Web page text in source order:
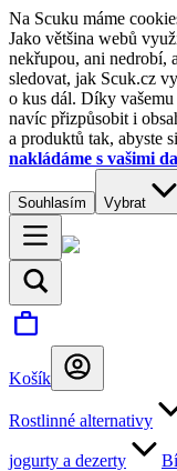
Na Scuku máme
Jako většina webů
nekřupou, ani nedrobí,
sledovat, jak Scuk.cz
o kus dál. Díky vašemu
navíc přizpůsobit i
a produktů tak, abyste
nakládáme s vašimi
Souhlasím Vybrat
Košík
Rostlinné alternativy
jogurty a dezerty